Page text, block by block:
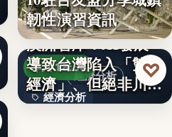
10
韌性演習資訊
經濟分析
昨天 18:54
經濟分析
澳洲智庫：AI發展
導致台灣陷入「雙速
經濟」、但絕非川普
所…
♡